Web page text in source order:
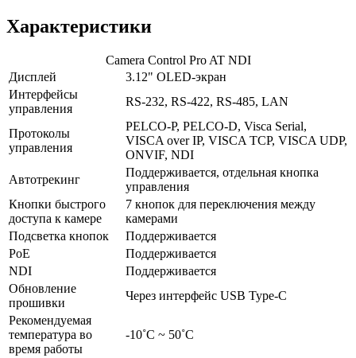
Характеристики
Camera Control Pro AT NDI
Дисплей
3.12" OLED-экран
Интерфейсы
управления
RS-232, RS-422, RS-485, LAN
Протоколы
управления
PELCO-P, PELCO-D, Visca Serial,
VISCA over IP, VISCA TCP, VISCA UDP,
ONVIF, NDI
Автотрекинг
Поддерживается, отдельная кнопка
управления
Кнопки быстрого
доступа к камере
7 кнопок для переключения между
камерами
Подсветка кнопок
Поддерживается
PoE
Поддерживается
NDI
Поддерживается
Обновление
прошивки
Через интерфейс USB Type-C
Рекомендуемая
температура во
время работы
-10˚C ~ 50˚C